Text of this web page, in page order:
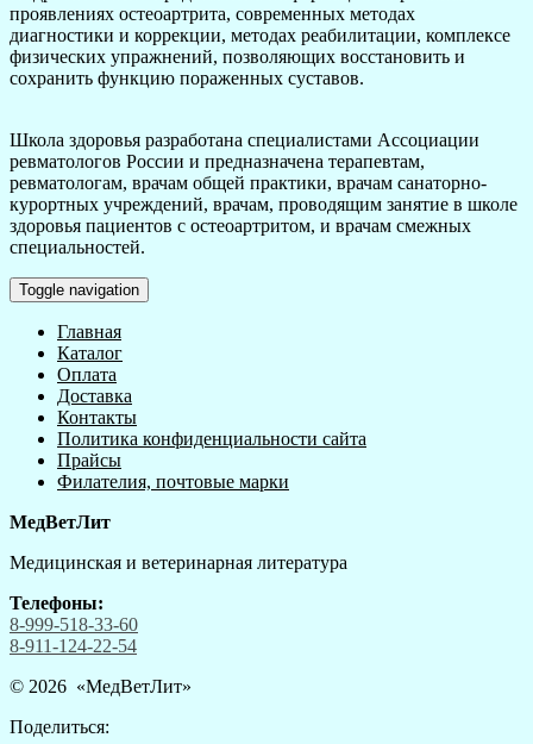
проявлениях остеоартрита, современных методах
диагностики и коррекции, методах реабилитации, комплексе
физических упражнений, позволяющих восстановить и
сохранить функцию пораженных суставов.
Школа здоровья разработана специалистами Ассоциации
ревматологов России и предназначена терапевтам,
ревматологам, врачам общей практики, врачам санаторно-
курортных учреждений, врачам, проводящим занятие в школе
здоровья пациентов с остеоартритом, и врачам смежных
специальностей.
Toggle navigation
Главная
Каталог
Оплата
Доставка
Контакты
Политика конфиденциальности сайта
Прайсы
Филателия, почтовые марки
МедВетЛит
Медицинская и ветеринарная литература
Телефоны:
8-999-518-33-60
8-911-124-22-54
© 2026 «МедВетЛит»
Поделиться: